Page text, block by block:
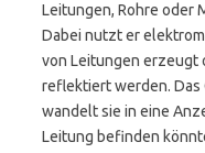
Leitungen, Rohre oder
Dabei nutzt er
von Leitungen erzeugt
reflektiert werden. Das
wandelt sie in eine
Leitung befinden